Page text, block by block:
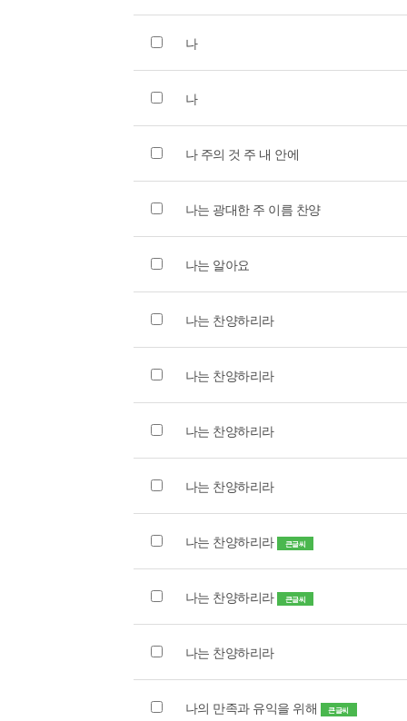
나
나
나 주의 것 주 내 안에
나는 광대한 주 이름 찬양
나는 알아요
나는 찬양하리라
나는 찬양하리라
나는 찬양하리라
나는 찬양하리라
나는 찬양하리라 큰글씨
나는 찬양하리라 큰글씨
나는 찬양하리라
나의 만족과 유익을 위해 큰글씨